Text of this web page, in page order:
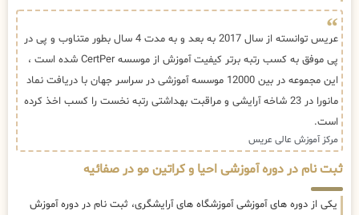
عریس توانسته از سال 2017 به بعد و به مدت 4 سال بطور متناوب و پی در
پی موفق به کسب رتبه برتر کیفیت آموزش از موسسه CertPer شده است ،
این مجموعه در بین 12000 موسسه آموزشی در سراسر جهان با دریافت نماد
مانورا در 23 شاخه آرایشی و مراقبت بهداشتی رتبه نخست را کسب اخذ کرده
است.
مرکز آموزش عالی عریس
ثبت نام در دوره آموزشی احیا و کراتین مو در صفائیه
یکی از دوره های آموزشی آموزشگاه های آرایشگری، ثبت نام در دوره آموزش